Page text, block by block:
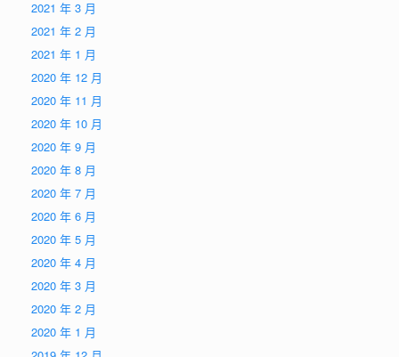
2021 年 3 月
2021 年 2 月
2021 年 1 月
2020 年 12 月
2020 年 11 月
2020 年 10 月
2020 年 9 月
2020 年 8 月
2020 年 7 月
2020 年 6 月
2020 年 5 月
2020 年 4 月
2020 年 3 月
2020 年 2 月
2020 年 1 月